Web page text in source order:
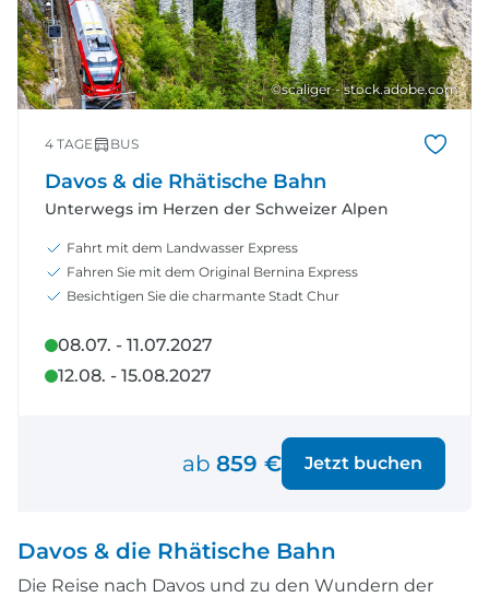
©scaliger - stock.adobe.com
4 TAGE BUS
Davos & die Rhätische Bahn
Unterwegs im Herzen der Schweizer Alpen
Fahrt mit dem Landwasser Express
Fahren Sie mit dem Original Bernina Express
Besichtigen Sie die charmante Stadt Chur
08.07. - 11.07.2027
12.08. - 15.08.2027
ab 859 € Jetzt buchen
Davos & die Rhätische Bahn
Die Reise nach Davos und zu den Wundern der